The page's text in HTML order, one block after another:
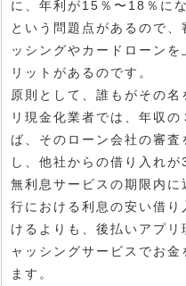
に、年利が15％〜18％に
という問題点があるので
ッシングやカードローン
リットがあるのです。
原則として、誰もがその
リ現金化業者では、年収
ば、そのローン会社の審
し、他社からの借り入れ
無利息サービスの期限内
行における利息の安い借
けるよりも、後払いアプ
ャッシングサービスでお
ます。